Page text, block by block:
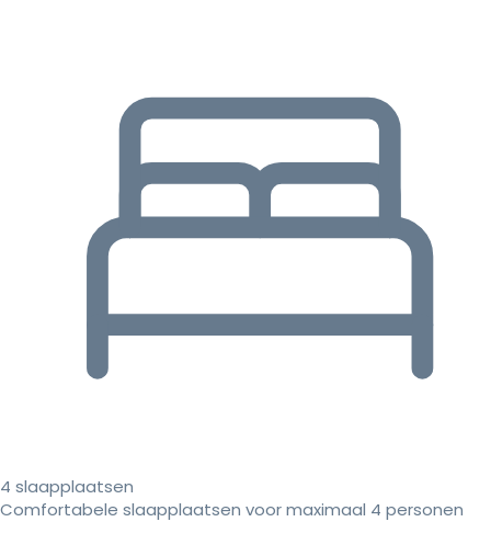
4 slaapplaatsen
Comfortabele slaapplaatsen voor maximaal 4 personen